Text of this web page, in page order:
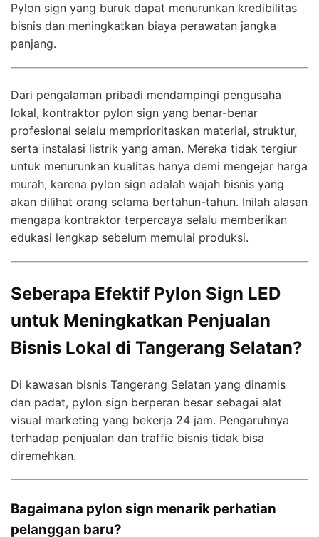
Pylon sign yang buruk dapat menurunkan kredibilitas
bisnis dan meningkatkan biaya perawatan jangka
panjang.
Dari pengalaman pribadi mendampingi pengusaha
lokal, kontraktor pylon sign yang benar-benar
profesional selalu memprioritaskan material, struktur,
serta instalasi listrik yang aman. Mereka tidak tergiur
untuk menurunkan kualitas hanya demi mengejar harga
murah, karena pylon sign adalah wajah bisnis yang
akan dilihat orang selama bertahun-tahun. Inilah alasan
mengapa kontraktor terpercaya selalu memberikan
edukasi lengkap sebelum memulai produksi.
Seberapa Efektif Pylon Sign LED
untuk Meningkatkan Penjualan
Bisnis Lokal di Tangerang Selatan?
Di kawasan bisnis Tangerang Selatan yang dinamis
dan padat, pylon sign berperan besar sebagai alat
visual marketing yang bekerja 24 jam. Pengaruhnya
terhadap penjualan dan traffic bisnis tidak bisa
diremehkan.
Bagaimana pylon sign menarik perhatian
pelanggan baru?